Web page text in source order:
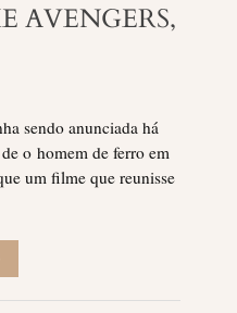
AVENGERS,
sendo anunciada há
o homem de ferro em
um filme que reunisse